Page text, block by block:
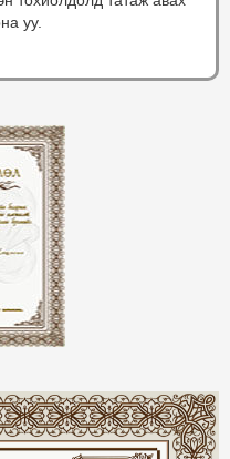
уу.